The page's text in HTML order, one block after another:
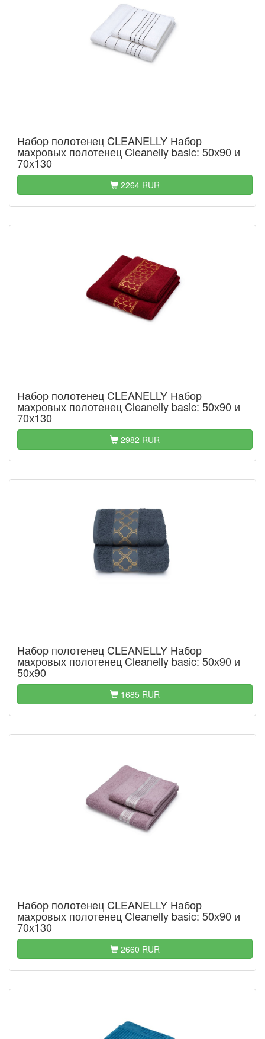
Набор полотенец CLEANELLY Набор
махровых полотенец Cleanelly basic: 50х90 и
70х130
2264 RUR
Набор полотенец CLEANELLY Набор
махровых полотенец Cleanelly basic: 50х90 и
70х130
2982 RUR
Набор полотенец CLEANELLY Набор
махровых полотенец Cleanelly basic: 50х90 и
50х90
1685 RUR
Набор полотенец CLEANELLY Набор
махровых полотенец Cleanelly basic: 50х90 и
70х130
2660 RUR